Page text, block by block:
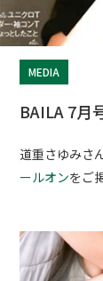
MEDIA
BAILA 7月
道重さゆみさ
ールオンをご